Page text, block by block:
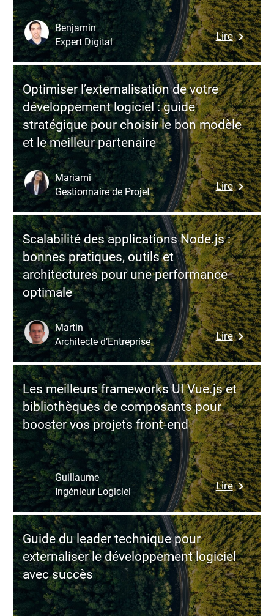
modèle
adapté
à
vos
enjeux
Lire:
logiciel
:
pourquoi
coder
ne
suffit
pas
et
une
métier-
centrée
Benjamin
Expert Digital
Optimiser l’externalisation de votre
développement logiciel : guide
stratégique pour choisir le bon modèle
et le meilleur partenaire
Lire:
de
votre
logiciel
:
guide
pour
choisir
le
bon
modèle
et
le
meilleur
Mariami
Gestionnaire de Projet
Scalabilité des applications Node.js :
bonnes pratiques, outils et
architectures pour une performance
optimale
Lire:
des
Node.js
:
bonnes
outils
et
pour
une
optimale
Martin
Architecte d’Entreprise
Les meilleurs frameworks UI Vue.js et
bibliothèques de composants pour
booster vos projets front-end
Lire:
Les
meilleurs
UI
Vue.js
et
de
Guillaume
Ingénieur Logiciel
Guide du leader technique pour
externaliser le développement logiciel
avec succès